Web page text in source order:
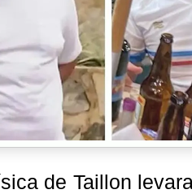
de Taillon